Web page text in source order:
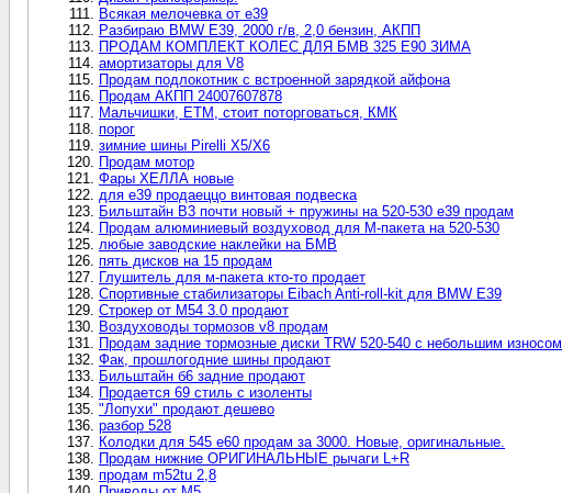
Всякая мелочевка от е39
Разбираю BMW E39, 2000 г/в, 2,0 бензин, АКПП
ПРОДАМ КОМПЛЕКТ КОЛЕС ДЛЯ БМВ 325 Е90 ЗИМА
амортизаторы для V8
Продам подлокотник с встроенной зарядкой айфона
Продам АКПП 24007607878
Мальчишки, ЕТМ, стоит поторговаться, КМК
порог
зимние шины Pirelli X5/X6
Продам мотор
Фары ХЕЛЛА новые
для е39 продаеццо винтовая подвеска
Бильштайн В3 почти новый + пружины на 520-530 е39 продам
Продам алюминиевый воздуховод для М-пакета на 520-530
любые заводские наклейки на БМВ
пять дисков на 15 продам
Глушитель для м-пакета кто-то продает
Спортивные стабилизаторы Eibach Anti-roll-kit для BMW E39
Строкер от М54 3.0 продают
Воздуховоды тормозов v8 продам
Продам задние тормозные диски TRW 520-540 с небольшим износом
Фак, прошлогодние шины продают
Бильштайн б6 задние продают
Продается 69 стиль с изоленты
"Лопухи" продают дешево
разбор 528
Колодки для 545 е60 продам за 3000. Новые, оригинальные.
Продам нижние ОРИГИНАЛЬНЫЕ рычаги L+R
продам m52tu 2,8